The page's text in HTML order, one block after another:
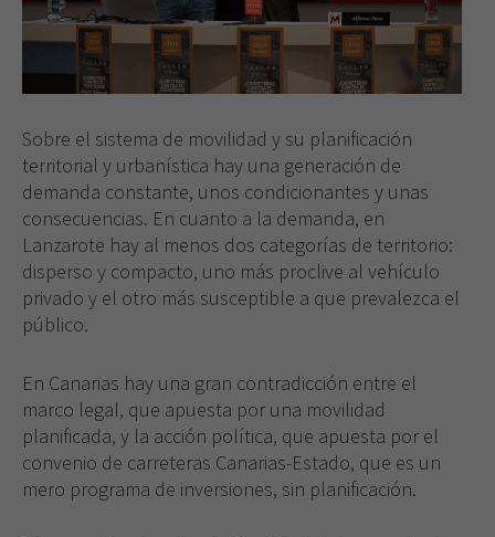
Sobre el sistema de movilidad y su planificación
territorial y urbanística hay una generación de
demanda constante, unos condicionantes y unas
consecuencias. En cuanto a la demanda, en
Lanzarote hay al menos dos categorías de territorio:
disperso y compacto, uno más proclive al vehículo
privado y el otro más susceptible a que prevalezca el
público.
En Canarias hay una gran contradicción entre el
marco legal, que apuesta por una movilidad
planificada, y la acción política, que apuesta por el
convenio de carreteras Canarias-Estado, que es un
mero programa de inversiones, sin planificación.